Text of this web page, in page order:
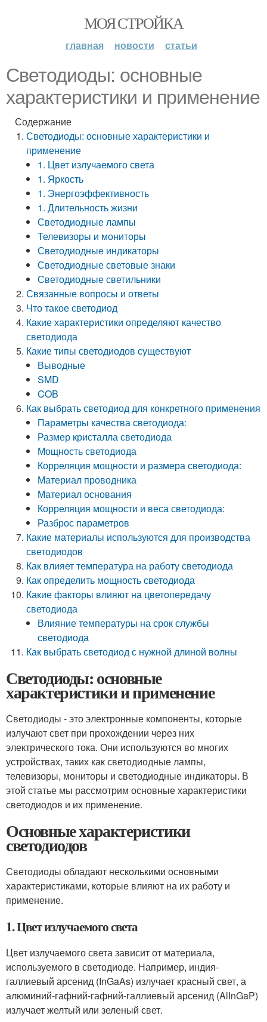
МОЯ СТРОЙКА
главная новости статьи
Светодиоды: основные
характеристики и применение
Содержание
Светодиоды: основные характеристики и
применение
1. Цвет излучаемого света
1. Яркость
1. Энергоэффективность
1. Длительность жизни
Светодиодные лампы
Телевизоры и мониторы
Светодиодные индикаторы
Светодиодные световые знаки
Светодиодные светильники
Связанные вопросы и ответы
Что такое светодиод
Какие характеристики определяют качество
светодиода
Какие типы светодиодов существуют
Выводные
SMD
COB
Как выбрать светодиод для конкретного применения
Параметры качества светодиода:
Размер кристалла светодиода
Мощность светодиода
Корреляция мощности и размера светодиода:
Материал проводника
Материал основания
Корреляция мощности и веса светодиода:
Разброс параметров
Какие материалы используются для производства
светодиодов
Как влияет температура на работу светодиода
Как определить мощность светодиода
Какие факторы влияют на цветопередачу
светодиода
Влияние температуры на срок службы
светодиода
Как выбрать светодиод с нужной длиной волны
Светодиоды: основные
характеристики и применение
Светодиоды - это электронные компоненты, которые
излучают свет при прохождении через них
электрического тока. Они используются во многих
устройствах, таких как светодиодные лампы,
телевизоры, мониторы и светодиодные индикаторы. В
этой статье мы рассмотрим основные характеристики
светодиодов и их применение.
Основные характеристики
светодиодов
Светодиоды обладают несколькими основными
характеристиками, которые влияют на их работу и
применение.
1. Цвет излучаемого света
Цвет излучаемого света зависит от материала,
используемого в светодиоде. Например, индия-
галлиевый арсенид (InGaAs) излучает красный свет, а
алюминий-гафний-гафний-галлиевый арсенид (AlInGaP)
излучает желтый или зеленый свет.